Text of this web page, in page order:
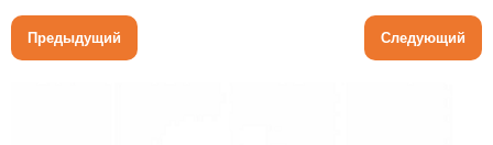
Предыдущий Следующий